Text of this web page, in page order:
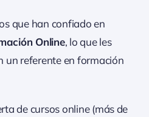
que han confiado en
Online, lo que les
un referente en formación
de cursos online (más de